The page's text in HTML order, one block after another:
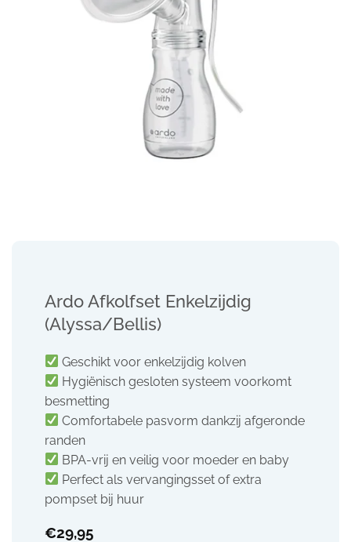
Ardo Afkolfset Enkelzijdig
(Alyssa/Bellis)
Geschikt voor enkelzijdig kolven
Hygiënisch gesloten systeem voorkomt
besmetting
Comfortabele pasvorm dankzij afgeronde
randen
BPA-vrij en veilig voor moeder en baby
Perfect als vervangingsset of extra
pompset bij huur
€29,95